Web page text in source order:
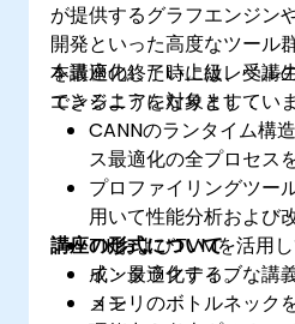
が提供するグラフエンジン
開発といった高度なツール
を最適化したい上級レベル
エンジニアを対象としていま
本講座の終了時には、受講
できるようになります：
CANNのランタイム構
ス最適化の全プロセス
プロファイリングツー
用いて性能分析および
TIKおよびTVMを活用
成・最適化する。
メモリのボトルネック
講座の形式について
インタラクティブな講
ョン